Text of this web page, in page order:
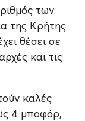
των
της Κρήτης
θέσει σε
και τις
καλές
4 μποφόρ,